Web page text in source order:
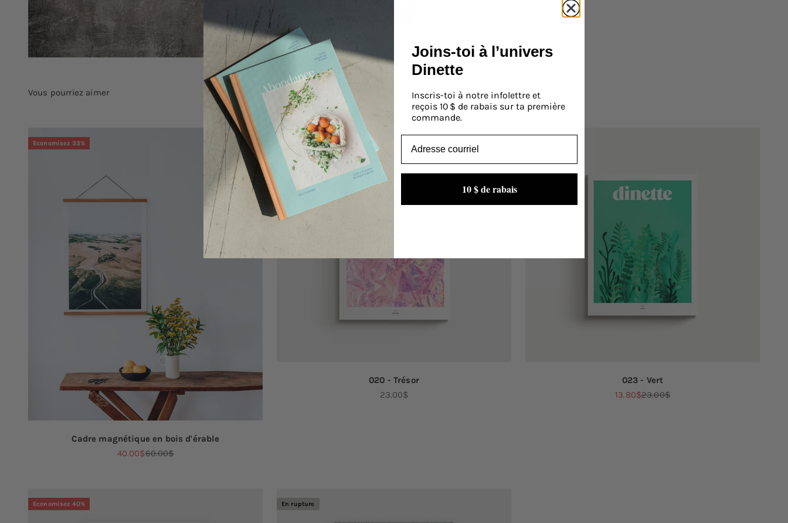
Economisez 33%
Cadre magnétique en bois d'érable
Prix de vente
40.00$Prix normal
60.00$
Meilleur numéro au Canada
En rupture
020 - Trésor
Prix de vente
23.00$
023 - Vert
Prix de vente
13.80$Prix normal
23.00$
Economisez 40% En rupture
Joins-toi à l’univers
Dinette
Inscris-toi à notre infolettre et
reçois 10 $ de rabais sur ta première
commande.
10 $ de rabais